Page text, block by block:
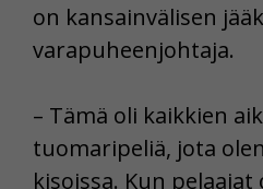
on kansainvälisen
varapuheenjohtaja.
– Tämä oli kaikkien
tuomaripeliä, jota
kisoissa. Kun pelaajat